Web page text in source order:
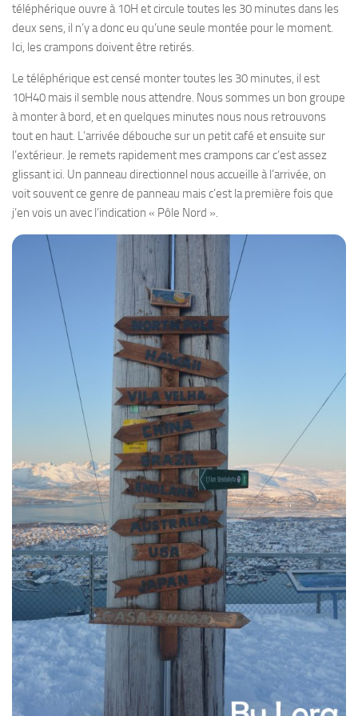
téléphérique ouvre à 10H et circule toutes les 30 minutes dans les
deux sens, il n’y a donc eu qu’une seule montée pour le moment.
Ici, les crampons doivent être retirés.
Le téléphérique est censé monter toutes les 30 minutes, il est
10H40 mais il semble nous attendre. Nous sommes un bon groupe
à monter à bord, et en quelques minutes nous nous retrouvons
tout en haut. L’arrivée débouche sur un petit café et ensuite sur
l’extérieur. Je remets rapidement mes crampons car c’est assez
glissant ici. Un panneau directionnel nous accueille à l’arrivée, on
voit souvent ce genre de panneau mais c’est la première fois que
j’en vois un avec l’indication « Pôle Nord ».